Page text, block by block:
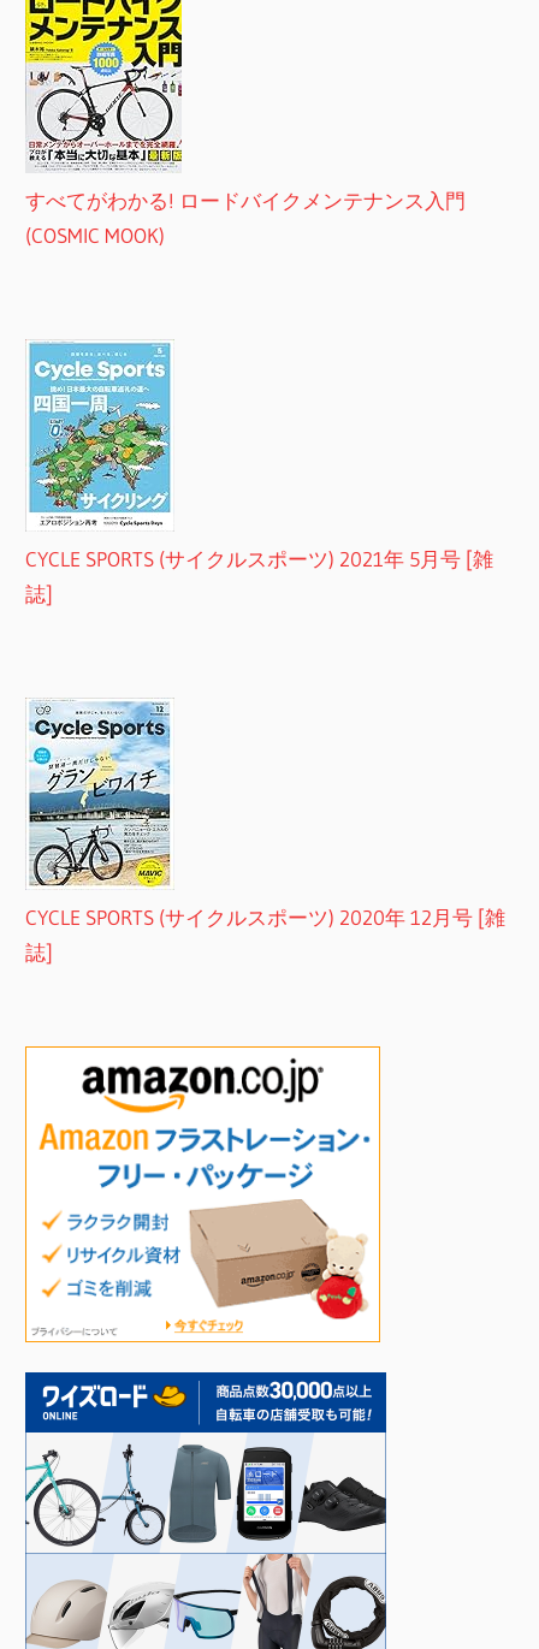
すべてがわかる! ロードバイクメンテナンス入門
(COSMIC MOOK)
CYCLE SPORTS (サイクルスポーツ) 2021年 5月号 [雑
誌]
CYCLE SPORTS (サイクルスポーツ) 2020年 12月号 [雑
誌]